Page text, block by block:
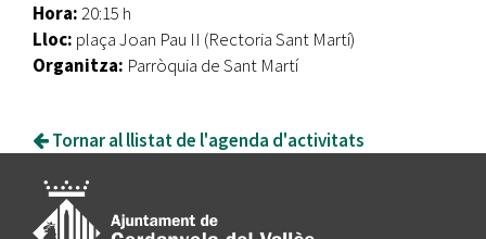
Hora:20:15 h
Lloc: plaça Joan Pau II (Rectoria Sant Martí)
Organitza: Parròquia de Sant Martí
Tornar al llistat de l'agenda d'activitats